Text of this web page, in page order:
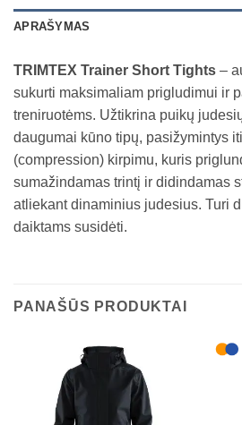
APRAŠYMAS
TRIMTEX Trainer Short Tights –
sukurti maksimaliam prigludimui ir
treniruotėms. Užtikrina puikų
daugumai kūno tipų, pasižymintys
(compression) kirpimu, kuris
sumažindamas trintį ir didindamas
atliekant dinaminius judesius. Turi
daiktams susidėti.
PANAŠŪS PRODUKTAI